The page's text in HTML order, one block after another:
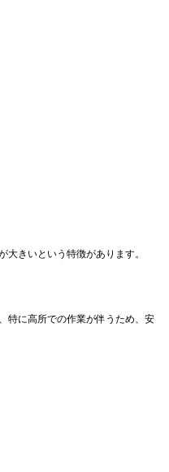
大きいという特徴があります。
特に高所での作業が伴うため、安